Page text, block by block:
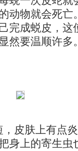
动物就会死亡
完成蜕皮，这
然要温顺许多
皮肤上有点
身上的寄生虫